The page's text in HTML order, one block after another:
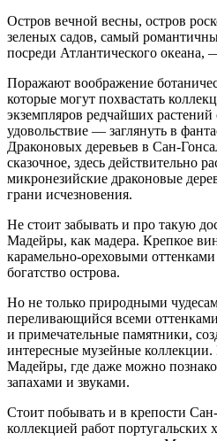
Остров вечной весны, остров
зеленых садов, самый
посреди Атлантического океана,
Поражают воображение
которые могут похвастать
экземпляров редчайших
удовольствие — заглянуть в
Драконовых деревьев в Сан-
сказочное, здесь действительно
микронезийские драконовые
грани исчезновения.
Не стоит забывать и про такую
Мадейры, как мадера. Крепкое
карамельно-ореховыми
богатство острова.
Но не только природными
переливающийся всеми оттенками
и примечательные памятники,
интересные музейные
Мадейры, где даже можно
запахами и звуками.
Стоит побывать и в крепости Сан-
коллекцией работ португальских